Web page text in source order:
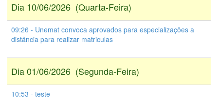
Dia 10/06/2026 (Quarta-Feira)
09:26 - Unemat convoca aprovados para especializações a
distância para realizar matriculas
Dia 01/06/2026 (Segunda-Feira)
10:53 - teste